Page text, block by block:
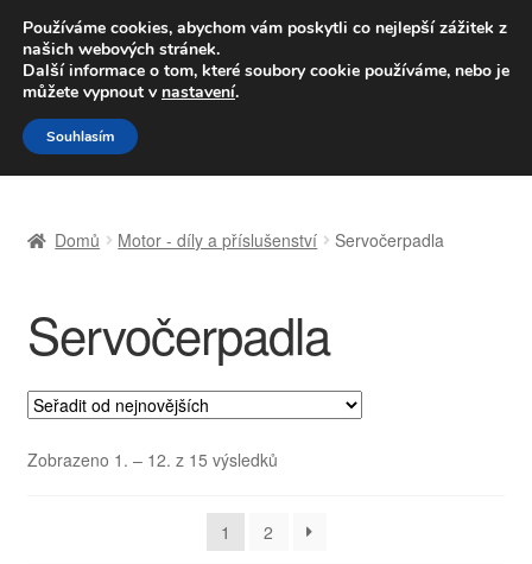
DOPRAVA od 139,-Kč
Volejte po-pá 9-16 704 494 494
Přeskočit
na
navigaci
Přejít
k
obsahu
Celosvětová doprava
Doprava
Kontakt
Košík
Domů Motor - díly a příslušenství Servočerpadla
Servočerpadla
Zobrazeno 1. – 12. z 15 výsledkůSeřazeno
1
2
Používáme cookies, abychom vám poskytli co nejlepší zážitek z
našich webových stránek.
Další informace o tom, které soubory cookie používáme, nebo je
můžete vypnout v nastavení.
Souhlasím